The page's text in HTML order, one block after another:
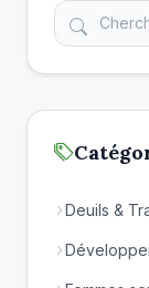
Deuils &